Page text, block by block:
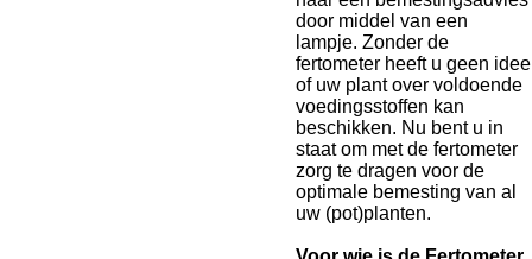
door middel van een
lampje. Zonder de
fertometer heeft u geen idee
of uw plant over voldoende
voedingsstoffen kan
beschikken. Nu bent u in
staat om met de fertometer
zorg te dragen voor de
optimale bemesting van al
uw (pot)planten.